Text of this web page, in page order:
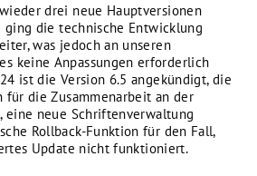
drei neue Hauptversionen
die technische Entwicklung
was jedoch an unseren
keine Anpassungen erforderlich
ist die Version 6.5 angekündigt, die
für die Zusammenarbeit an der
eine neue Schriftenverwaltung
Rollback-Funktion für den Fall,
Update nicht funktioniert.